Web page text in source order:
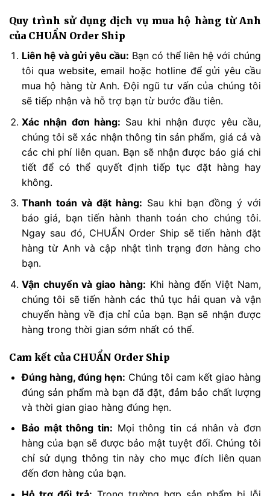
Quy trình sử dụng dịch vụ mua hộ hàng từ Anh
của CHUẨN Order Ship
Liên hệ và gửi yêu cầu: Bạn có thể liên hệ với chúng
tôi qua website, email hoặc hotline để gửi yêu cầu
mua hộ hàng từ Anh. Đội ngũ tư vấn của chúng tôi
sẽ tiếp nhận và hỗ trợ bạn từ bước đầu tiên.
Xác nhận đơn hàng: Sau khi nhận được yêu cầu,
chúng tôi sẽ xác nhận thông tin sản phẩm, giá cả và
các chi phí liên quan. Bạn sẽ nhận được báo giá chi
tiết để có thể quyết định tiếp tục đặt hàng hay
không.
Thanh toán và đặt hàng: Sau khi bạn đồng ý với
báo giá, bạn tiến hành thanh toán cho chúng tôi.
Ngay sau đó, CHUẨN Order Ship sẽ tiến hành đặt
hàng từ Anh và cập nhật tình trạng đơn hàng cho
bạn.
Vận chuyển và giao hàng: Khi hàng đến Việt Nam,
chúng tôi sẽ tiến hành các thủ tục hải quan và vận
chuyển hàng về địa chỉ của bạn. Bạn sẽ nhận được
hàng trong thời gian sớm nhất có thể.
Cam kết của CHUẨN Order Ship
Đúng hàng, đúng hẹn: Chúng tôi cam kết giao hàng
đúng sản phẩm mà bạn đã đặt, đảm bảo chất lượng
và thời gian giao hàng đúng hẹn.
Bảo mật thông tin: Mọi thông tin cá nhân và đơn
hàng của bạn sẽ được bảo mật tuyệt đối. Chúng tôi
chỉ sử dụng thông tin này cho mục đích liên quan
đến đơn hàng của bạn.